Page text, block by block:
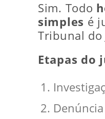
Sim. Todo
simples é
Tribunal do
Etapas do